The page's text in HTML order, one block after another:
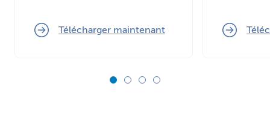
Télécharger maintenant